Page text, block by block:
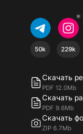
50k
*
229k
Скачать
PDF 12.0Mb
Скачать
PDF 9.6Mb
Скачать
ZIP 6.7Mb